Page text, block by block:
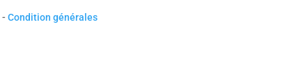
-Condition générales